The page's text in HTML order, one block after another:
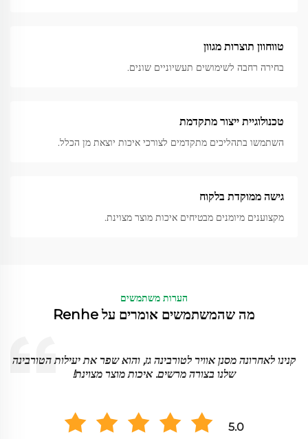
טווחוון תוצרות מגוון
בחירה רחבה לשימושים תעשיוניים שונים.
טכנולוגיית ייצור מתקדמת
השתמשו בתהליכים מתקדמים לצורכי איכות יוצאת מן הכלל.
גישה ממוקדת בלקוח
מקצוענים מיומנים מבטיחים איכות מוצר מצוינת.
הערות משתמשים
מה שהמשתמשים אומרים על Renhe
המצע המסונן הקטוע עובד בצורה יוצאת מן הכלל במערכת שלנו. הוא
תופס חלקיקים דקים בצורה יעילה, ושמנו לב לשיפור גדול בביצועים.
5.0